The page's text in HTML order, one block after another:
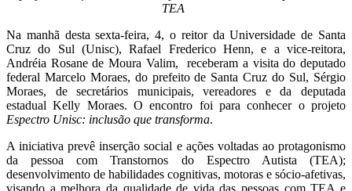
TEA
Na manhã desta sexta-feira, 4, o reitor da Universidade de Santa
Cruz do Sul (Unisc), Rafael Frederico Henn, e a vice-reitora,
Andréia Rosane de Moura Valim, receberam a visita do deputado
federal Marcelo Moraes, do prefeito de Santa Cruz do Sul, Sérgio
Moraes, de secretários municipais, vereadores e da deputada
estadual Kelly Moraes. O encontro foi para conhecer o projeto
Espectro Unisc: inclusão que transforma.
A iniciativa prevê inserção social e ações voltadas ao protagonismo
da pessoa com Transtornos do Espectro Autista (TEA);
desenvolvimento de habilidades cognitivas, motoras e sócio-afetivas,